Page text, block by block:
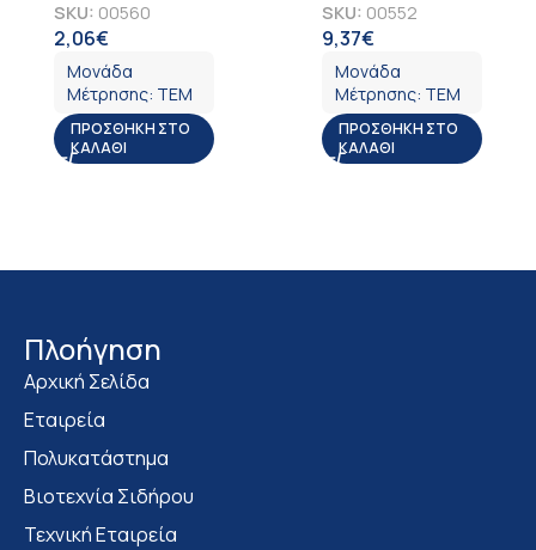
SKU: 00560
2,06€
Μονάδα
Μέτρησης: ΤΕΜ
ΠΡΟΣΘΉΚΗ ΣΤΟ
ΚΑΛΆΘΙ
SKU: 00552
9,37€
Μονάδα
Μέτρησης: ΤΕΜ
ΠΡΟΣΘΉΚΗ ΣΤΟ
ΚΑΛΆΘΙ
Πλοήγηση
Αρχική Σελίδα
Εταιρεία
Πολυκατάστημα
Bιοτεχνία Σιδήρου
Τεχνική Εταιρεία